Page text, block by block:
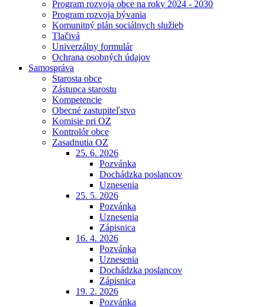
Program rozvoja obce na roky 2024 - 2030
Program rozvoja bývania
Komunitný plán sociálnych služieb
Tlačivá
Univerzálny formulár
Ochrana osobných údajov
Samospráva
Starosta obce
Zástupca starostu
Kompetencie
Obecné zastupiteľstvo
Komisie pri OZ
Kontrolór obce
Zasadnutia OZ
25. 6. 2026
Pozvánka
Dochádzka poslancov
Uznesenia
25. 5. 2026
Pozvánka
Uznesenia
Zápisnica
16. 4. 2026
Pozvánka
Uznesenia
Dochádzka poslancov
Zápisnica
19. 2. 2026
Pozvánka